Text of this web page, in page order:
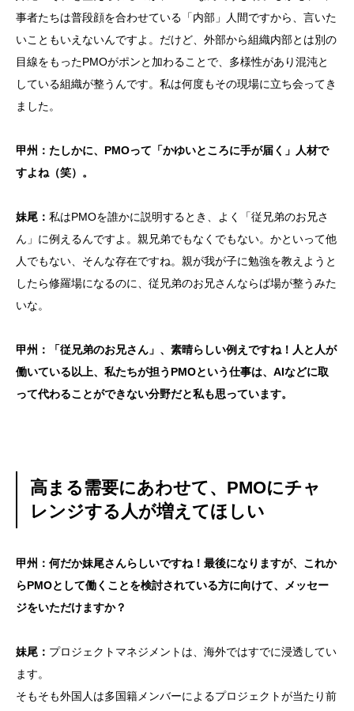
事者たちは普段顔を合わせている「内部」人間ですから、言いた
いこともいえないんですよ。だけど、外部から組織内部とは別の
目線をもったPMOがポンと加わることで、多様性があり混沌と
している組織が整うんです。私は何度もその現場に立ち会ってき
ました。
甲州：たしかに、PMOって「かゆいところに手が届く」人材で
すよね（笑）。
妹尾： 私はPMOを誰かに説明するとき、よく「従兄弟のお兄さ
ん」に例えるんですよ。親兄弟でもなくでもない。かといって他
人でもない、そんな存在ですね。親が我が子に勉強を教えようと
したら修羅場になるのに、従兄弟のお兄さんならば場が整うみた
いな。
甲州：「従兄弟のお兄さん」、素晴らしい例えですね！人と人が
働いている以上、私たちが担うPMOという仕事は、AIなどに取
って代わることができない分野だと私も思っています。
高まる需要にあわせて、PMOにチャ
レンジする人が増えてほしい
甲州：何だか妹尾さんらしいですね！最後になりますが、これか
らPMOとして働くことを検討されている方に向けて、メッセー
ジをいただけますか？
妹尾： プロジェクトマネジメントは、海外ではすでに浸透してい
ます。
そもそも外国人は多国籍メンバーによるプロジェクトが当たり前